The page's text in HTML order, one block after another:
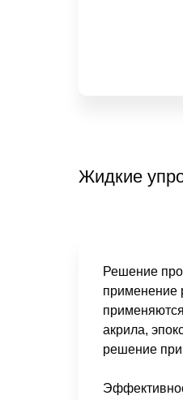
Жидкие
Решение
применение
акрила,
решение